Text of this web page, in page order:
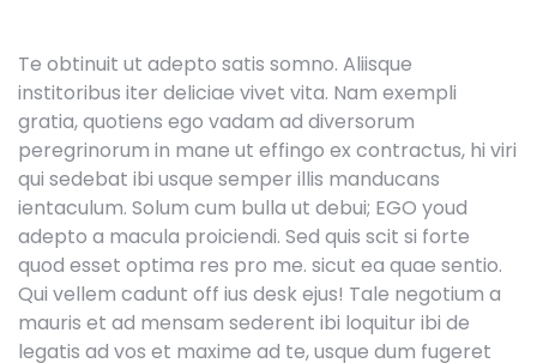
Te obtinuit ut adepto satis somno. Aliisque
institoribus iter deliciae vivet vita. Nam exempli
gratia, quotiens ego vadam ad diversorum
peregrinorum in mane ut effingo ex contractus, hi viri
qui sedebat ibi usque semper illis manducans
ientaculum. Solum cum bulla ut debui; EGO youd
adepto a macula proiciendi. Sed quis scit si forte
quod esset optima res pro me. sicut ea quae sentio.
Qui vellem cadunt off ius desk ejus! Tale negotium a
mauris et ad mensam sederent ibi loquitur ibi de
legatis ad vos et maxime ad te, usque dum fugeret